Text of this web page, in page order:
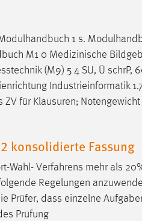
1 s.
M1 0 Medizinische
(M9) 5 4 SU, Ü schrP,
Industrieinformatik
für Klausuren; Notengewicht
konsolidierte Fassung
Wahl- Verfahrens mehr als
Regelungen
Prüfer, dass einzelne
Prüfung